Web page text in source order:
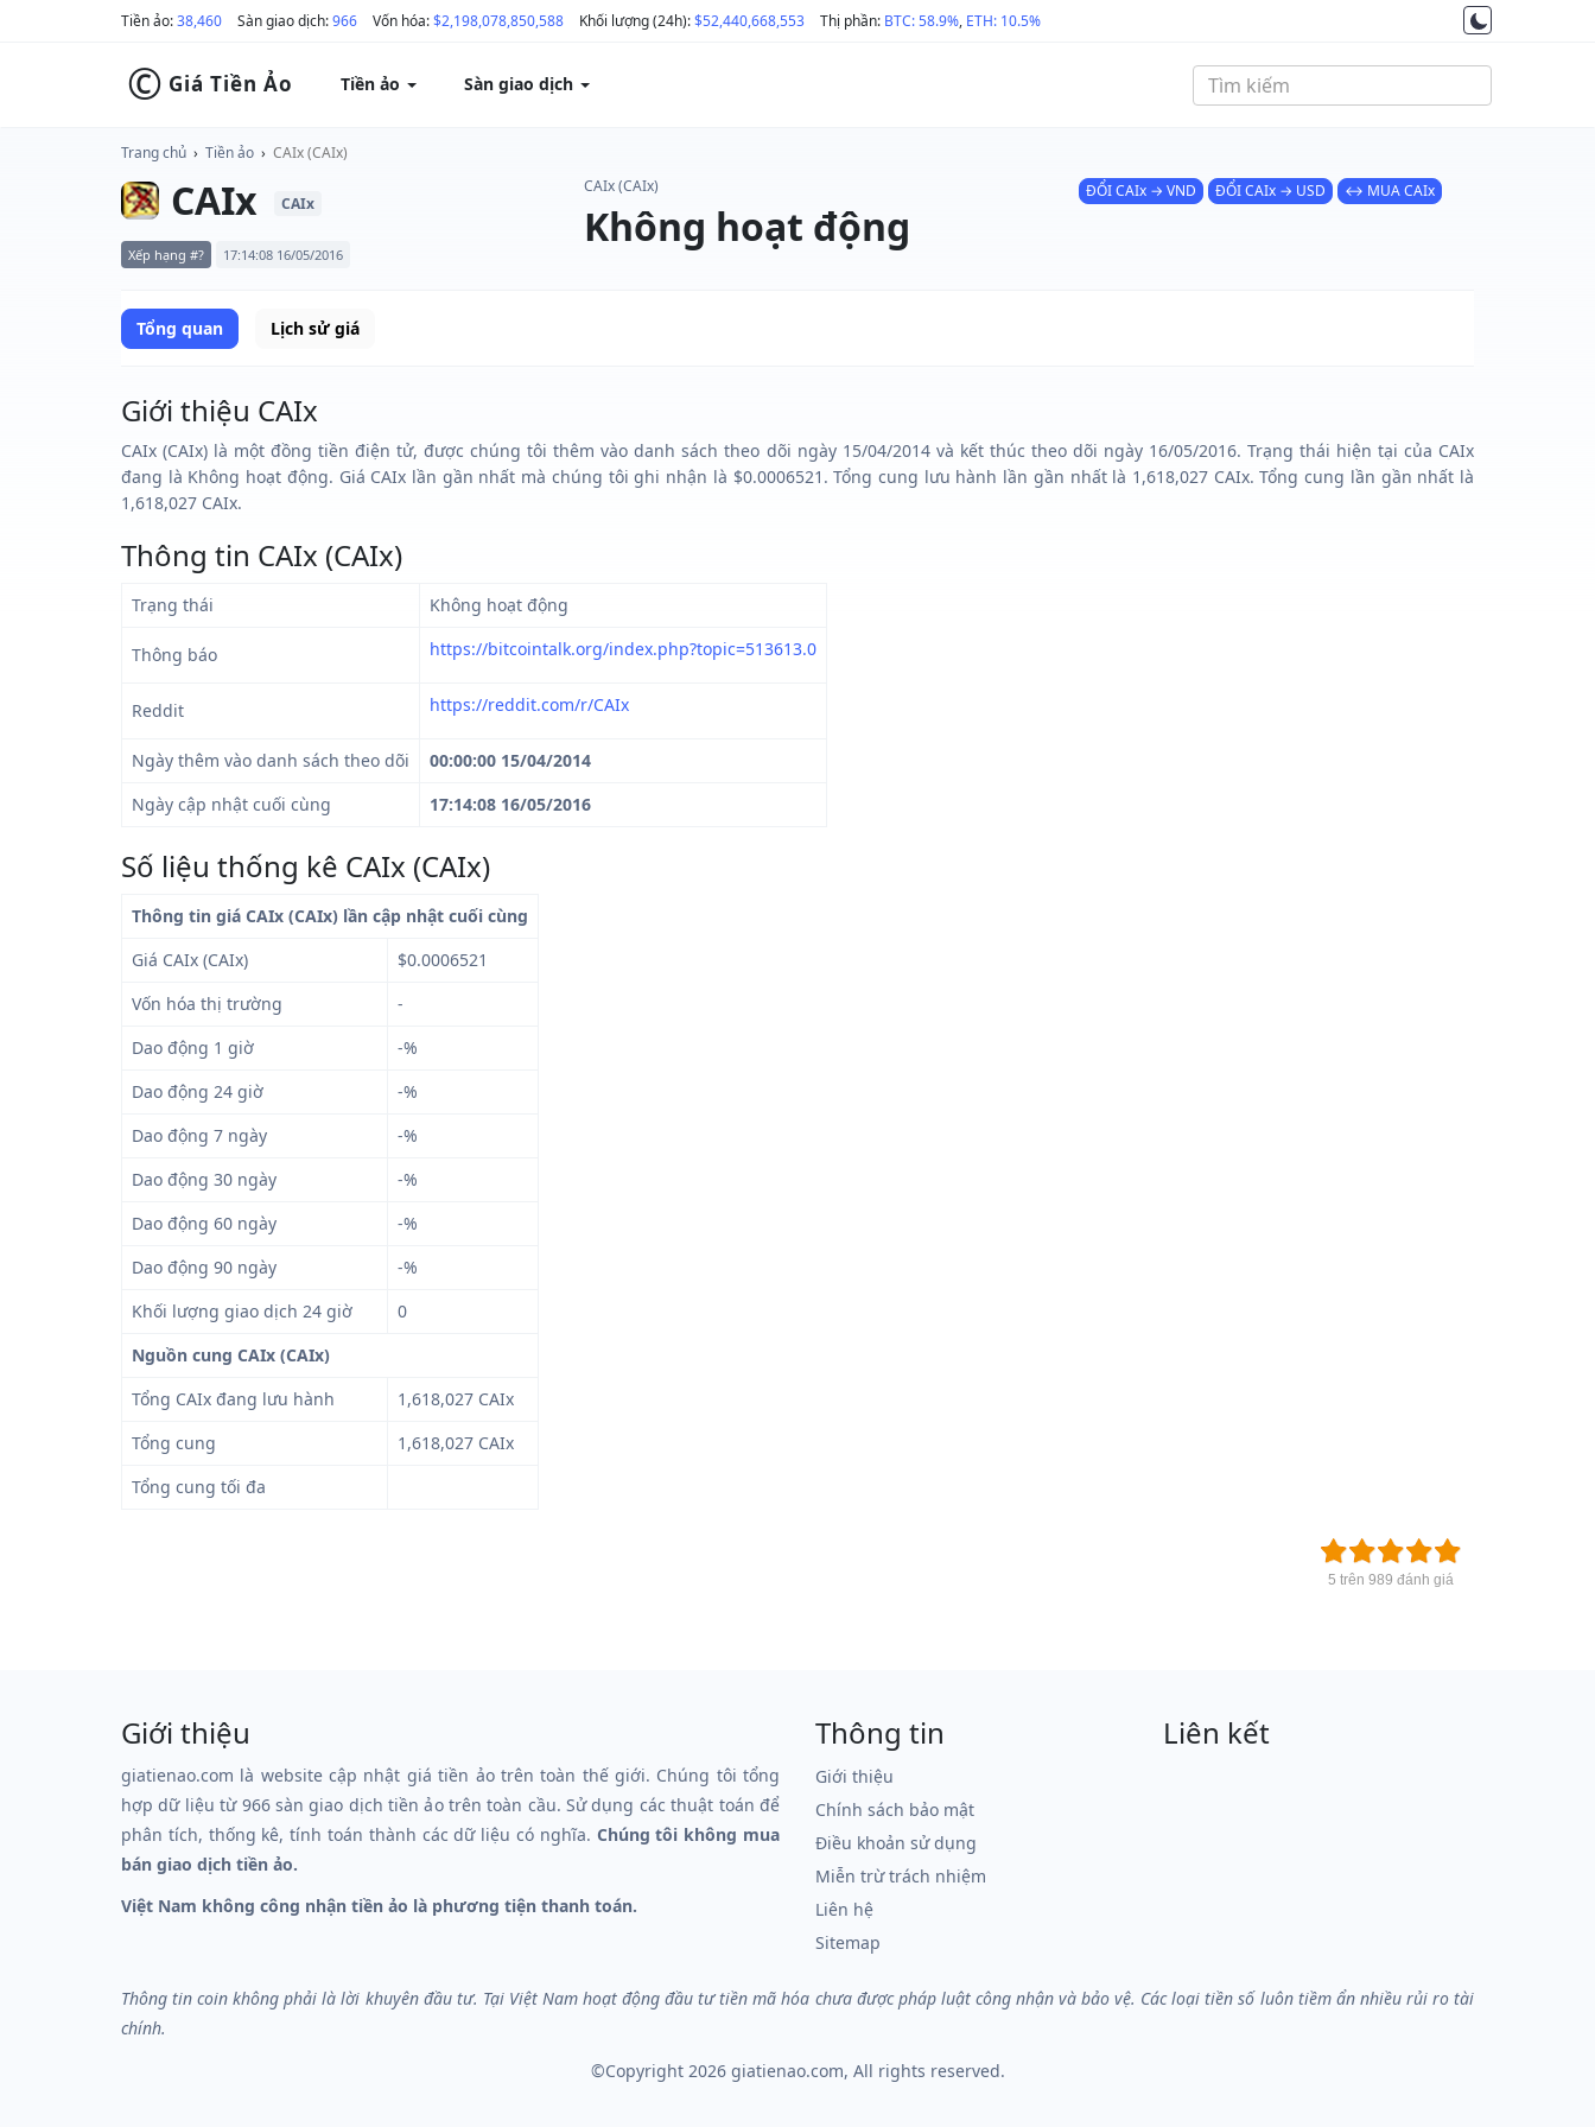
Tiền ảo:38,460 Sàn giao dịch:966 Vốn hóa:$2,198,078,850,588 Khối lượng (24h):$52,440,668,553 Thị phần: BTC: 58.9%, ETH: 10.5%
© Giá Tiền Ảo Tiền ảo Sàn giao dịch
Trang chủ › Tiền ảo › CAIx (CAIx)
CAIx CAIx
Xếp hạng #? 17:14:08 16/05/2016
CAIx (CAIx)
Không hoạt động
ĐỔI CAIx → VND ĐỔI CAIx → USD ↔ MUA CAIx
Tổng quan Lịch sử giá
Giới thiệu CAIx
CAIx (CAIx) là một đồng tiền điện tử, được chúng tôi thêm vào danh sách theo dõi ngày 15/04/2014 và kết thúc theo dõi ngày 16/05/2016. Trạng thái hiện tại của CAIx
đang là Không hoạt động. Giá CAIx lần gần nhất mà chúng tôi ghi nhận là $0.0006521. Tổng cung lưu hành lần gần nhất là 1,618,027 CAIx. Tổng cung lần gần nhất là
1,618,027 CAIx.
Thông tin CAIx (CAIx)
Trạng thái Không hoạt động
Thông báo https://bitcointalk.org/index.php?topic=513613.0
Reddit https://reddit.com/r/CAIx
Ngày thêm vào danh sách theo dõi
00:00:00 15/04/2014
Ngày cập nhật cuối cùng
17:14:08 16/05/2016
Số liệu thống kê CAIx (CAIx)
Thông tin giá CAIx (CAIx) lần cập nhật cuối cùng
Giá CAIx (CAIx)
$0.0006521
Vốn hóa thị trường
-
Dao động 1 giờ
-%
Dao động 24 giờ
-%
Dao động 7 ngày
-%
Dao động 30 ngày
-%
Dao động 60 ngày
-%
Dao động 90 ngày
-%
Khối lượng giao dịch 24 giờ
0
Nguồn cung CAIx (CAIx)
Tổng CAIx đang lưu hành
1,618,027 CAIx
Tổng cung
1,618,027 CAIx
Tổng cung tối đa
5 trên 989 đánh giá
Giới thiệu
giatienao.com là website cập nhật giá tiền ảo trên toàn thế giới. Chúng tôi tổng
hợp dữ liệu từ 966 sàn giao dịch tiền ảo trên toàn cầu. Sử dụng các thuật toán để
phân tích, thống kê, tính toán thành các dữ liệu có nghĩa. Chúng tôi không mua
bán giao dịch tiền ảo.
Việt Nam không công nhận tiền ảo là phương tiện thanh toán.
Thông tin
Giới thiệu
Chính sách bảo mật
Điều khoản sử dụng
Miễn trừ trách nhiệm
Liên hệ
Sitemap
Liên kết
Thông tin coin không phải là lời khuyên đầu tư. Tại Việt Nam hoạt động đầu tư tiền mã hóa chưa được pháp luật công nhận và bảo vệ. Các loại tiền số luôn tiềm ẩn nhiều rủi ro tài
chính.
©Copyright 2026 giatienao.com, All rights reserved.